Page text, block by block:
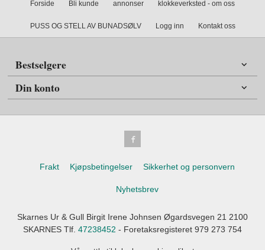
Forside Bli kunde annonser klokkeverksted - om oss
PUSS OG STELL AV BUNADSØLV Logg inn Kontakt oss
Bestselgere
Din konto
Frakt Kjøpsbetingelser Sikkerhet og personvern
Nyhetsbrev
Skarnes Ur & Gull Birgit Irene Johnsen Øgardsvegen 21 2100
SKARNES Tlf. 47238452 - Foretaksregisteret 979 273 754